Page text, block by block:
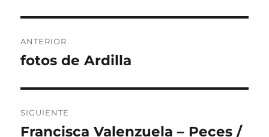
de
ANTERIOR
Entrada
fotos de Ardilla
SIGUIENTE
Entrada
Francisca Valenzuela – Peces /